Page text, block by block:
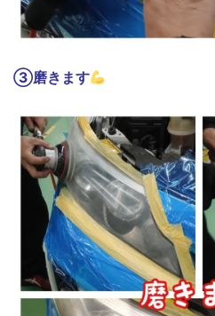
③磨きます